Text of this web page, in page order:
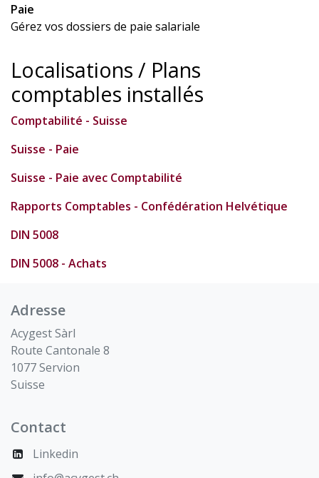
Paie
Gérez vos dossiers de paie salariale
Localisations / Plans
comptables installés
Comptabilité - Suisse
Suisse - Paie
Suisse - Paie avec Comptabilité
Rapports Comptables - Confédération Helvétique
DIN 5008
DIN 5008 - Achats
Adresse
Acygest Sàrl
Route Cantonale 8
1077 Servion
Suisse
Contact
Linkedin